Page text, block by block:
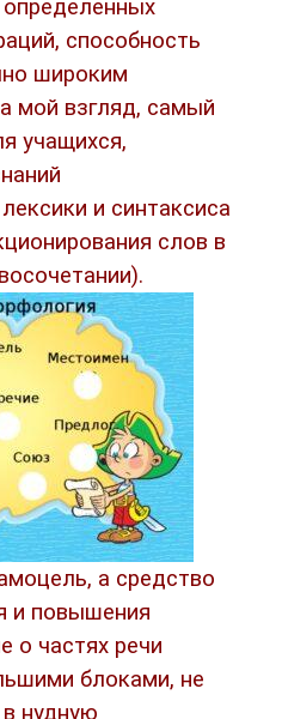
способность
широким
мой взгляд, самый
учащихся,
и синтаксиса
слов в
а средство
и повышения
о частях речи
блоками, не
нудную